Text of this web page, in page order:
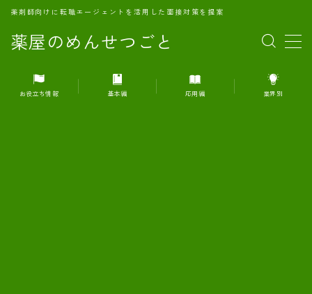
薬屋のめんせつごと
薬剤師向けに転職エージェントを活用した面接対策を提案
MENU
1.転職エージェントとは何か？
お役立ち情報 基本編 応用編 業界別